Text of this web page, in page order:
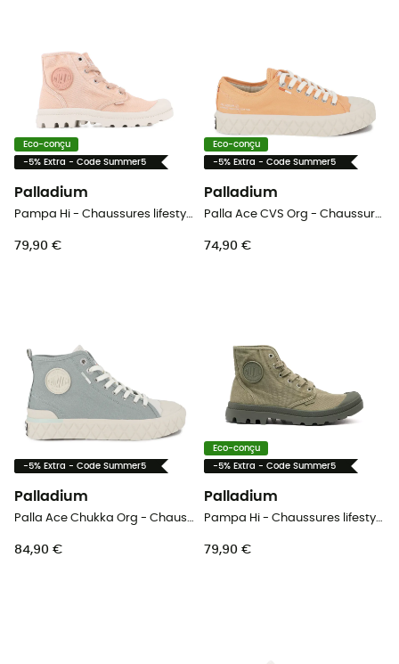
Eco-conçu
-5% Extra - Code Summer5
Palladium
Pampa Hi - Chaussures lifestyle femme
79,90 €
Eco-conçu
-5% Extra - Code Summer5
Palladium
Palla Ace CVS Org - Chaussures lifestyle
74,90 €
-5% Extra - Code Summer5
Palladium
Palla Ace Chukka Org - Chaussures lifestyle
84,90 €
Eco-conçu
-5% Extra - Code Summer5
Palladium
Pampa Hi - Chaussures lifestyle homme
79,90 €